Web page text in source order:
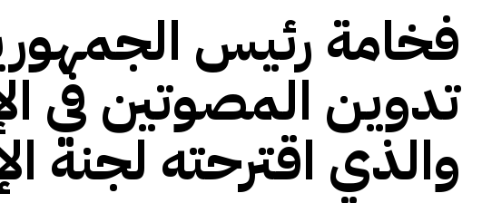
فخامة رئيس
تدوين المصوتين في
والذي اقترحته لجنة